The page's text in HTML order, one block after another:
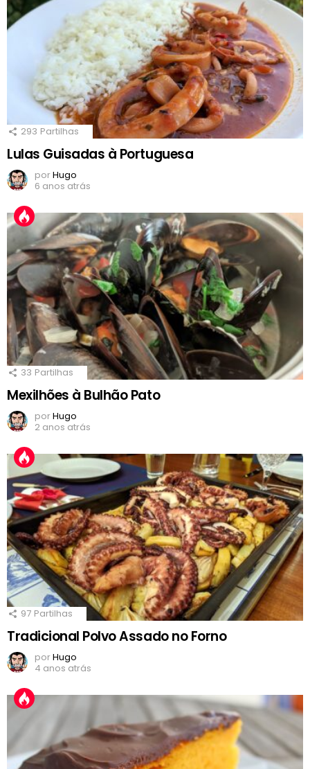
293 Partilhas
Lulas Guisadas à Portuguesa
porHugo
6 anos atrás
33 Partilhas
Mexilhões à Bulhão Pato
porHugo
2 anos atrás
97 Partilhas
Tradicional Polvo Assado no Forno
porHugo
4 anos atrás